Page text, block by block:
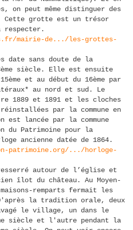
on peut même distinguer des
Cette grotte est un trésor
respecter.
mairie-de.../les-grottes-
date sans doute de la
siècle. Elle est ensuite
et au début du 16ème par
au nord et sud. Le
1889 et 1891 et les cloches
par la commune en
est lancée par la commune
du Patrimoine pour la
ancienne datée de 1864.
patrimoine.org/.../horloge-
autour de l’église et
îlot du château. Au Moyen-
remparts fermait les
la tradition orale, deux
le village, un dans le
siècle et l'autre pendant la